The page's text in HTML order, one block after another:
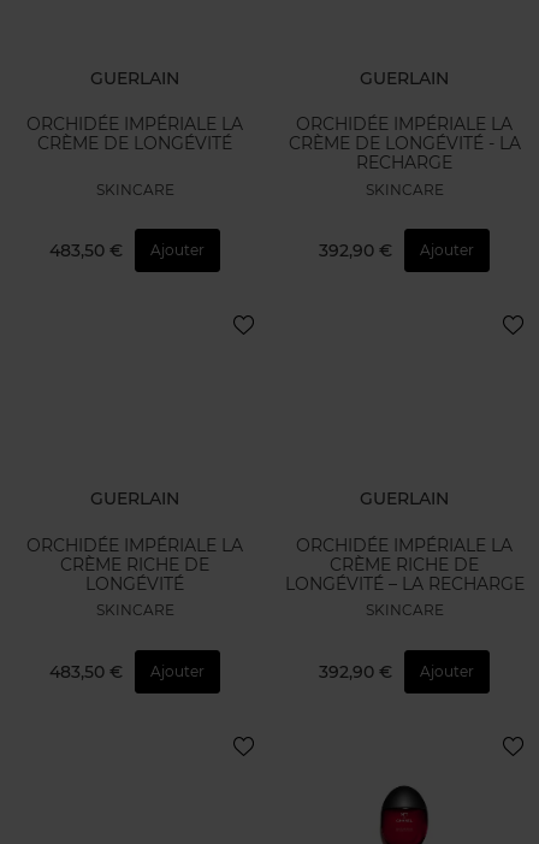
GUERLAIN
ORCHIDÉE IMPÉRIALE LA
CRÈME DE LONGÉVITÉ
SKINCARE
483,50 € Ajouter
GUERLAIN
ORCHIDÉE IMPÉRIALE LA
CRÈME DE LONGÉVITÉ - LA
RECHARGE
SKINCARE
392,90 € Ajouter
GUERLAIN
ORCHIDÉE IMPÉRIALE LA
CRÈME RICHE DE
LONGÉVITÉ
SKINCARE
483,50 € Ajouter
GUERLAIN
ORCHIDÉE IMPÉRIALE LA
CRÈME RICHE DE
LONGÉVITÉ – LA RECHARGE
SKINCARE
392,90 € Ajouter